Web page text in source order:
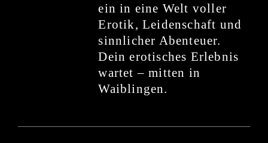
ein in eine Welt voller
Erotik, Leidenschaft und
sinnlicher Abenteuer.
Dein erotisches Erlebnis
wartet – mitten in
Waiblingen.